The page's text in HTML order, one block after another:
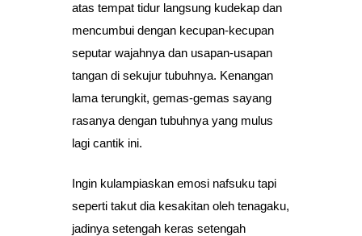
atas tempat tidur langsung kudekap dan
mencumbui dengan kecupan-kecupan
seputar wajahnya dan usapan-usapan
tangan di sekujur tubuhnya. Kenangan
lama terungkit, gemas-gemas sayang
rasanya dengan tubuhnya yang mulus
lagi cantik ini.
Ingin kulampiaskan emosi nafsuku tapi
seperti takut dia kesakitan oleh tenagaku,
jadinya setengah keras setengah